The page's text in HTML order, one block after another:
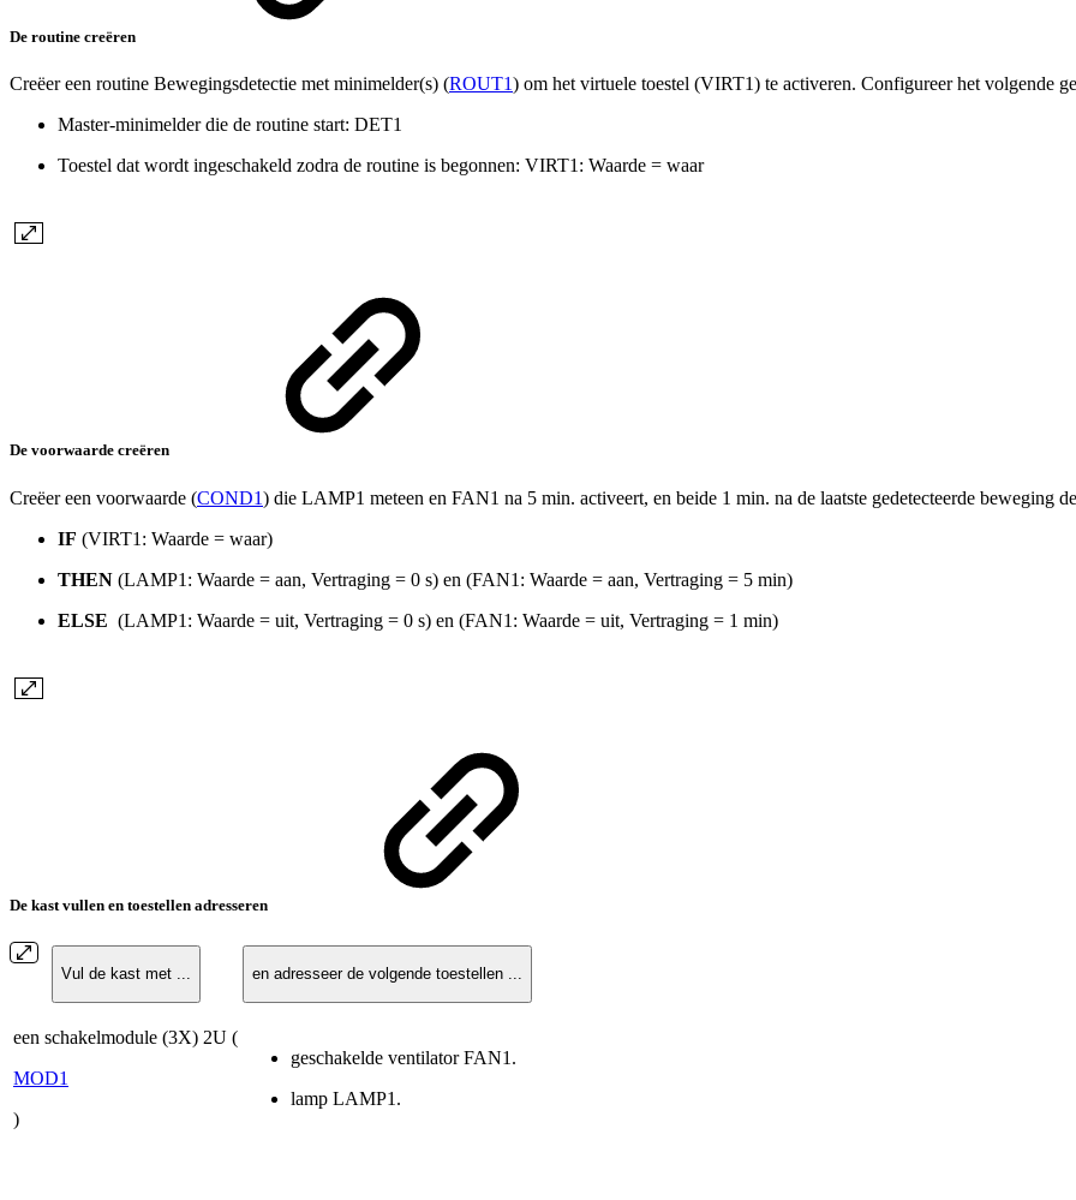
De routine creëren
Creëer een routine Bewegingsdetectie met minimelder(s) (ROUT1) om het virtuele toestel (VIRT1) te activeren. Configureer het volgende
Master-minimelder die de routine start: DET1
Toestel dat wordt ingeschakeld zodra de routine is begonnen: VIRT1: Waarde = waar
De voorwaarde creëren
Creëer een voorwaarde (COND1) die LAMP1 meteen en FAN1 na 5 min. activeert, en beide 1 min. na de laatste gedetecteerde beweging
IF (VIRT1: Waarde = waar)
THEN (LAMP1: Waarde = aan, Vertraging = 0 s) en (FAN1: Waarde = aan, Vertraging = 5 min)
ELSE (LAMP1: Waarde = uit, Vertraging = 0 s) en (FAN1: Waarde = uit, Vertraging = 1 min)
De kast vullen en toestellen adresseren
Vul de kast met ... en adresseer de volgende toestellen ...
een schakelmodule (3X) 2U (
MOD1
)
geschakelde ventilator FAN1.
lamp LAMP1.